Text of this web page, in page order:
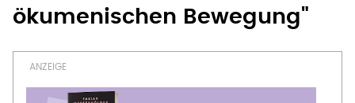
ökumenischen Bewegung"